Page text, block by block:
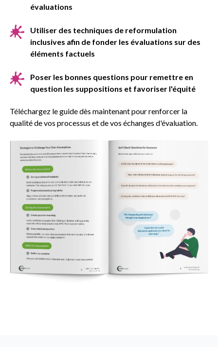
évaluations
Utiliser des techniques de reformulation
inclusives afin de fonder les évaluations sur des
éléments factuels
Poser les bonnes questions pour remettre en
question les suppositions et favoriser l'équité
Téléchargez le guide dès maintenant pour renforcer la
qualité de vos processus et de vos échanges d'évaluation.